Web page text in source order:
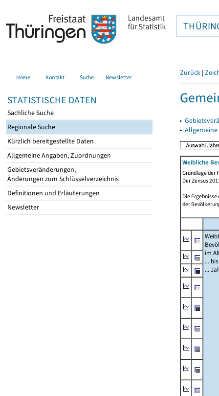
Home Kontakt Suche Newsletter
STATISTISCHE DATEN
Sachliche Suche
Regionale Suche
Kürzlich bereitgestellte Daten
Allgemeine Angaben, Zuordnungen
Gebietsveränderungen,
Änderungen zum Schlüsselverzeichnis
Definitionen und Erläuterungen
Newsletter
Zurück |
▸
▸
Weibliche
Grundlage der
Der Zensus
Die
der
im
...
...